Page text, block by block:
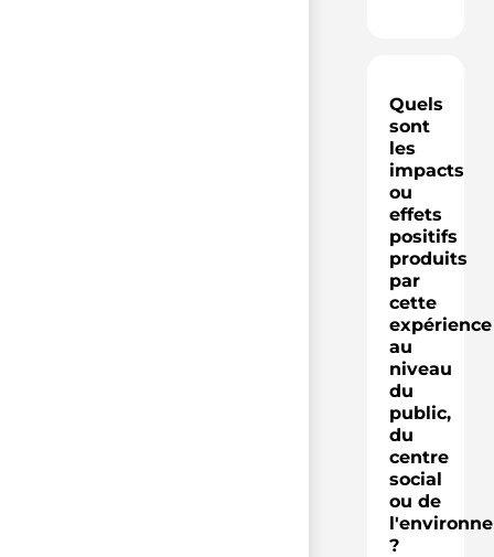
Quels
sont
les
impacts
ou
effets
positifs
produits
par
cette
expérience
au
niveau
du
public,
du
centre
social
ou de
?